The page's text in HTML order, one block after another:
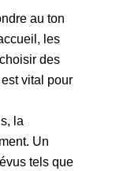
au ton
les
des
vital pour
la
Un
tels que